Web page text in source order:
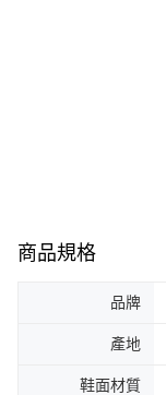
商品規格
品牌
產地
鞋面材質